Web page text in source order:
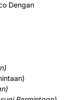
Dengan